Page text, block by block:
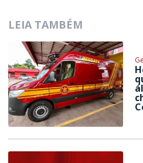
LEIA TAMBÉM